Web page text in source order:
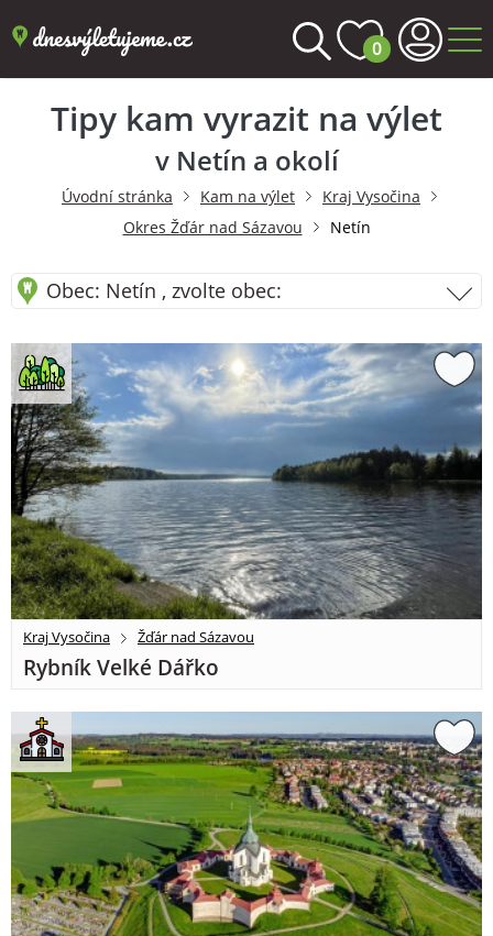
0
Tipy kam vyrazit na výlet
v Netín a okolí
Úvodní stránka Kam na výlet
Kraj Vysočina
Okres Žďár nad Sázavou
Netín
Obec: Netín , zvolte obec:
Kraj Vysočina Žďár nad Sázavou
Rybník Velké Dářko